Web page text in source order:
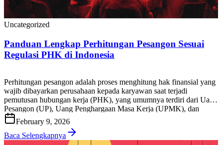
Uncategorized
Panduan Lengkap Perhitungan Pesangon Sesuai
Regulasi PHK di Indonesia
Perhitungan pesangon adalah proses menghitung hak finansial yang
wajib dibayarkan perusahaan kepada karyawan saat terjadi
pemutusan hubungan kerja (PHK), yang umumnya terdiri dari Uang
Pesangon (UP), Uang Penghargaan Masa Kerja (UPMK), dan
Uang Penggantian Hak (UPH), sesuai ketentuan peraturan
ketenagakerjaan yang berlaku di Indonesia. Bagi HR, tim payroll,
pemilik bisnis, maupun karyawan, akurasi hitung pesangon […]
February 9, 2026
Baca Selengkapnya